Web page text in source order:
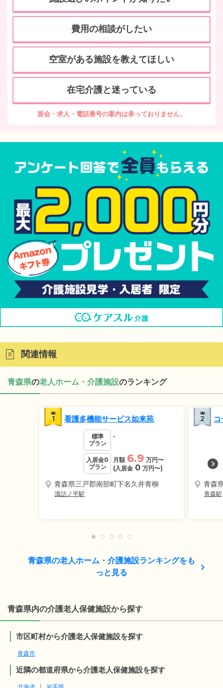
費用の相談がしたい
空室がある施設を教えてほしい
在宅介護と迷っている
面会・求人・電話番号の案内は承っておりません。
関連情報
青森県の老人ホーム・介護施設のランキング
1 看護多機能サービス如来苑
標準
プラン
-
入居金0
プラン
月額 6.9 万円〜
(入居金 0 万円〜)
青森県三戸郡南部町下名久井青柳
諏訪ノ平駅
2
青森
青森駅
青森県の老人ホーム・介護施設ランキングをも
っと見る
青森県内の介護老人保健施設から探す
市区町村から介護老人保健施設を探す
青森市
近隣の都道府県から介護老人保健施設を探す